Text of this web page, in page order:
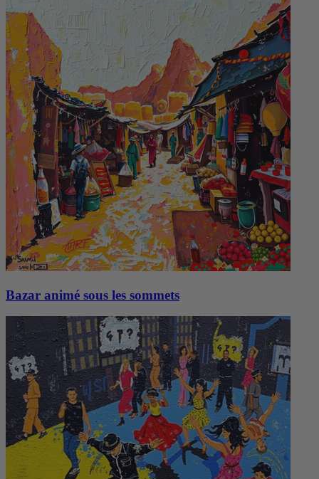
Bazar animé sous les sommets